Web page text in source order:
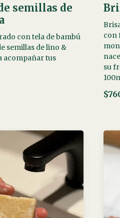
semillas de
con tela de bambú
semillas de lino &
acompañar tus
con
su